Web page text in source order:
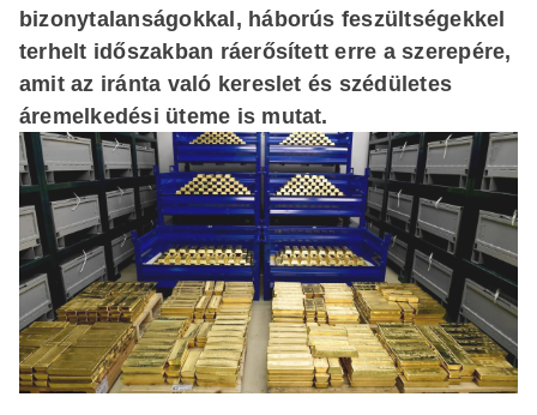
bizonytalanságokkal, háborús feszültségekkel
terhelt időszakban ráerősített erre a szerepére,
amit az iránta való kereslet és szédületes
áremelkedési üteme is mutat.